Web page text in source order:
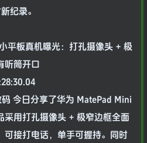
纪录。
平板真机曝光：打孔摄像头 + 极
听筒开口
今日分享了华为 MatePad Mini
采用打孔摄像头 + 极窄边框全面
可接打电话，单手可握持。同时